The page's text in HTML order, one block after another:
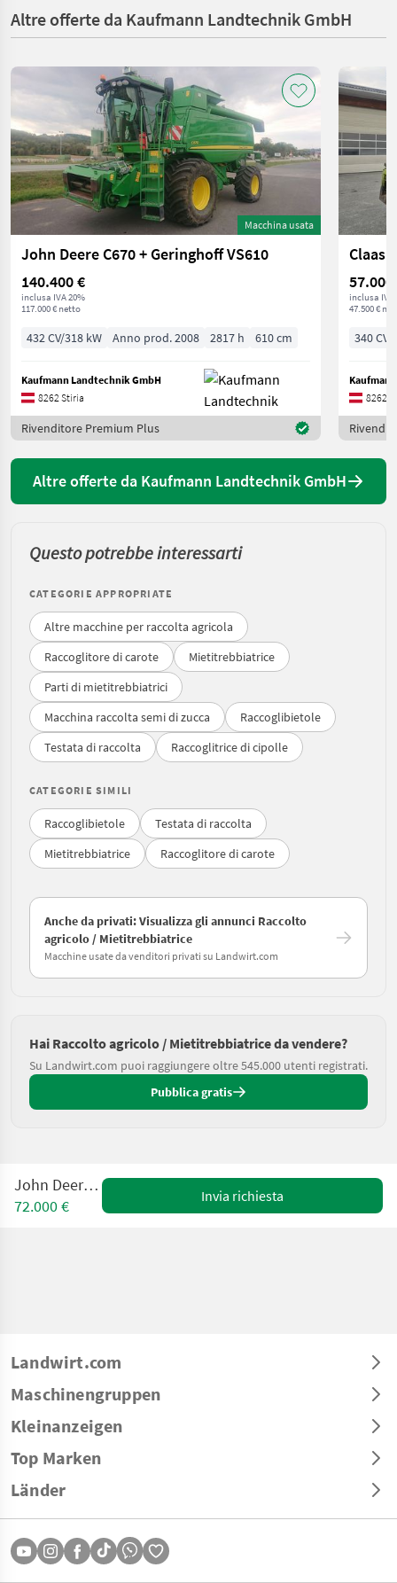
Altre offerte da Kaufmann Landtechnik GmbH
Macchina usata
John Deere C670 + Geringhoff VS610
140.400 €
inclusa IVA 20%
117.000 € netto
432 CV/318 kW Anno prod. 2008 2817 h 610 cm
Kaufmann Landtechnik GmbH
8262 Stiria
Rivenditore Premium Plus
Claas
57.000
inclusa IVA
47.500 €
340 CV/
8262
Altre offerte da Kaufmann Landtechnik GmbH
Questo potrebbe interessarti
CATEGORIE APPROPRIATE
Altre macchine per raccolta agricola
Raccoglitore di carote
Mietitrebbiatrice
Parti di mietitrebbiatrici
Macchina raccolta semi di zucca
Raccoglibietole
Testata di raccolta
Raccoglitrice di cipolle
CATEGORIE SIMILI
Raccoglibietole
Testata di raccolta
Mietitrebbiatrice
Raccoglitore di carote
Anche da privati: Visualizza gli annunci Raccolto
agricolo / Mietitrebbiatrice
Macchine usate da venditori privati su Landwirt.com
Hai Raccolto agricolo / Mietitrebbiatrice da vendere?
Su Landwirt.com puoi raggiungere oltre 545.000 utenti registrati.
Pubblica gratis
John Deere W540
72.000 €
Invia richiesta
Landwirt.com
Maschinengruppen
Kleinanzeigen
Top Marken
Länder